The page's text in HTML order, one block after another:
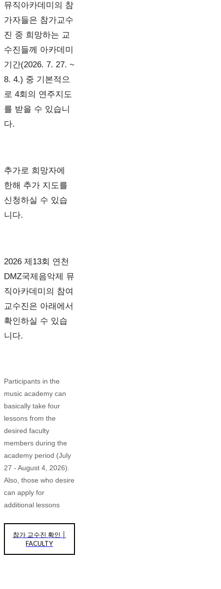
뮤직아카데미의 참
가자들은 참가교수
진 중 희망하는 교
수진들께 아카데미
기간(2026. 7. 27. ~
8. 4.) 중 기본적으
로 4회의 연주지도
를 받을 수 있습니
다.
추가로 희망자에
한해 추가 지도를
신청하실 수 있습
니다.
2026 제13회 연천
DMZ국제음악제 뮤
직아카데미의 참여
교수진은 아래에서
확인하실 수 있습
니다.
Participants in the
music academy can
basically take four
lessons from the
desired faculty
members during the
academy period (July
27 - August 4, 2026).
Also, those who desire
can apply for
additional lessons
참가 교수진 확인 │
FACULTY